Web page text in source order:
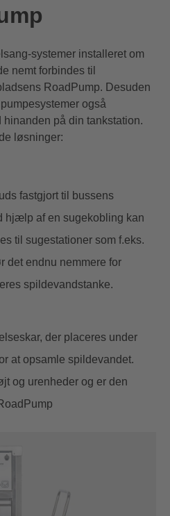
systemer installeret om
nemt forbindes til
RoadPump. Desuden
også
på din tankstation.
løsninger:
fastgjort til bussens
hjælp af en sugekobling kan
til sugestationer som f.eks.
det endnu nemmere for
spildevandstanke.
der placeres under
at opsamle spildevandet.
og urenheder og er den